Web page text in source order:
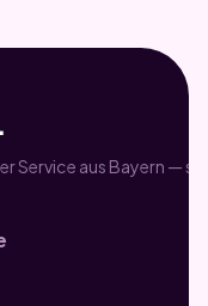
Service aus Bayern —